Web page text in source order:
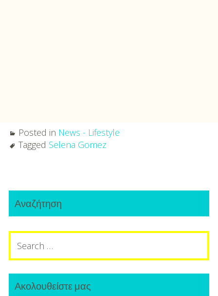
Posted in News - Lifestyle
Tagged Selena Gomez
navigation
Primary
Sidebar
Αναζήτηση
Search
for:
Ακολουθείστε μας